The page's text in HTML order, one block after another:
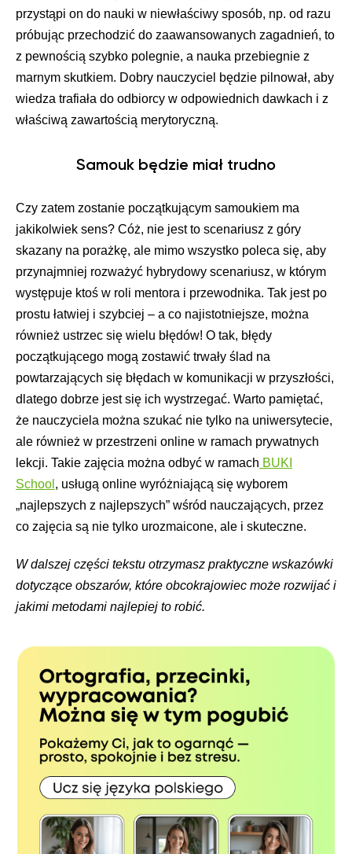
przystąpi on do nauki w niewłaściwy sposób, np. od razu
próbując przechodzić do zaawansowanych zagadnień, to
z pewnością szybko polegnie, a nauka przebiegnie z
marnym skutkiem. Dobry nauczyciel będzie pilnował, aby
wiedza trafiała do odbiorcy w odpowiednich dawkach i z
właściwą zawartością merytoryczną.
Samouk będzie miał trudno
Czy zatem zostanie początkującym samoukiem ma
jakikolwiek sens? Cóż, nie jest to scenariusz z góry
skazany na porażkę, ale mimo wszystko poleca się, aby
przynajmniej rozważyć hybrydowy scenariusz, w którym
występuje ktoś w roli mentora i przewodnika. Tak jest po
prostu łatwiej i szybciej – a co najistotniejsze, można
również ustrzec się wielu błędów! O tak, błędy
początkującego mogą zostawić trwały ślad na
powtarzających się błędach w komunikacji w przyszłości,
dlatego dobrze jest się ich wystrzegać. Warto pamiętać,
że nauczyciela można szukać nie tylko na uniwersytecie,
ale również w przestrzeni online w ramach prywatnych
lekcji. Takie zajęcia można odbyć w ramach BUKI
School , usługą online wyróżniającą się wyborem
„najlepszych z najlepszych” wśród nauczających, przez
co zajęcia są nie tylko urozmaicone, ale i skuteczne.
W dalszej części tekstu otrzymasz praktyczne wskazówki
dotyczące obszarów, które obcokrajowiec może rozwijać i
jakimi metodami najlepiej to robić.